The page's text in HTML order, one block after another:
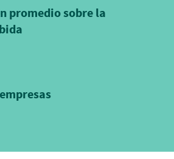
promedio sobre la